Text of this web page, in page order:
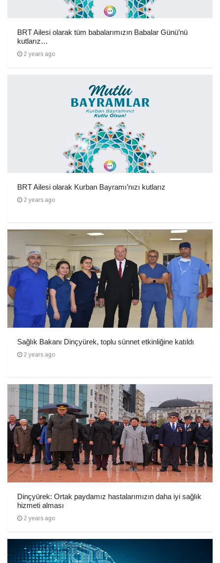
BRT Ailesi olarak tüm babalarımızın Babalar Günü’nü
kutlarız…
2 years ago
BRT Ailesi olarak Kurban Bayramı’nızı kutlarız
2 years ago
Sağlık Bakanı Dinçyürek, toplu sünnet etkinliğine katıldı
2 years ago
Dinçyürek: Ortak paydamız hastalarımızın daha iyi sağlık
hizmeti alması
2 years ago